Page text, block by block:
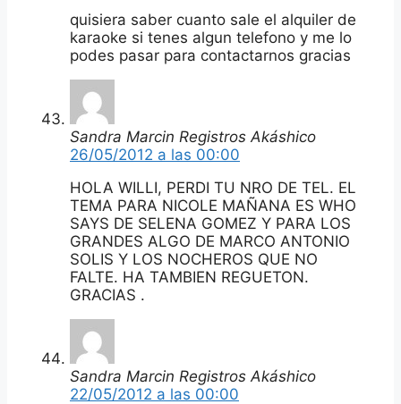
quisiera saber cuanto sale el alquiler de
karaoke si tenes algun telefono y me lo
podes pasar para contactarnos gracias
Sandra Marcin Registros Akáshico
26/05/2012 a las 00:00
HOLA WILLI, PERDI TU NRO DE TEL. EL
TEMA PARA NICOLE MAÑANA ES WHO
SAYS DE SELENA GOMEZ Y PARA LOS
GRANDES ALGO DE MARCO ANTONIO
SOLIS Y LOS NOCHEROS QUE NO
FALTE. HA TAMBIEN REGUETON.
GRACIAS .
Sandra Marcin Registros Akáshico
22/05/2012 a las 00:00